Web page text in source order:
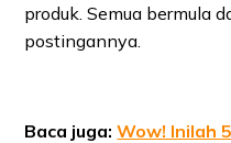
produk. Semua bermula
postingannya.
Baca juga:Wow! Inilah